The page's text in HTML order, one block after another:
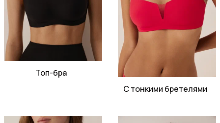
Топ-бра
С тонкими бретелями